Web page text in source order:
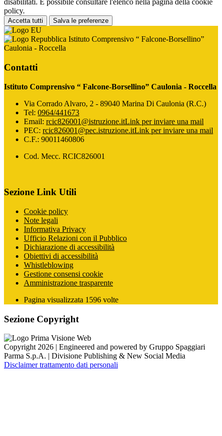
disabilitati. È possibile consultare l'elenco nella pagina della cookie
policy.
Accetta tutti Salva le preferenze
Istituto Comprensivo “ Falcone-Borsellino”
Caulonia - Roccella
Contatti
Istituto Comprensivo “ Falcone-Borsellino” Caulonia - Roccella
Via Corrado Alvaro, 2 - 89040 Marina Di Caulonia (R.C.)
Tel: 0964/441673
Email: rcic826001@istruzione.itLink per inviare una mail
PEC: rcic826001@pec.istruzione.itLink per inviare una mail
C.F.: 90011460806
Cod. Mecc. RCIC826001
Sezione Link Utili
Cookie policy
Note legali
Informativa Privacy
Ufficio Relazioni con il Pubblico
Dichiarazione di accessibilità
Obiettivi di accessibilità
Whistleblowing
Gestione consensi cookie
Amministrazione trasparente
Pagina visualizzata 1596 volte
Sezione Copyright
Copyright 2026 | Engineered and powered by Gruppo Spaggiari
Parma S.p.A. | Divisione Publishing & New Social Media
Disclaimer trattamento dati personali